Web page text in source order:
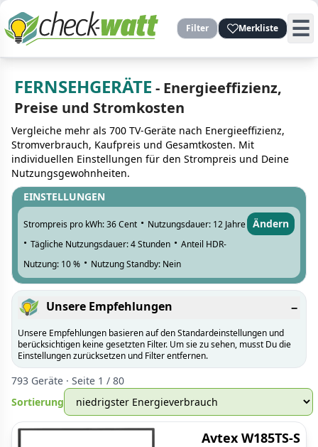
Filter Merkliste ☰
FERNSEHGERÄTE - Energieeffizienz,
Preise und Stromkosten
Vergleiche mehr als 700 TV-Geräte nach Energieeffizienz,
Stromverbrauch, Kaufpreis und Gesamtkosten. Mit
individuellen Einstellungen für den Strompreis und Deine
Nutzungsgewohnheiten.
EINSTELLUNGEN
Strompreis pro kWh: 36 Cent · Nutzungsdauer: 12 Jahre
· Tägliche Nutzungsdauer: 4 Stunden · Anteil HDR-
Nutzung: 10 % · Nutzung Standby: Nein
Ändern
Unsere Empfehlungen −
Unsere Empfehlungen basieren auf den Standardeinstellungen und
berücksichtigen keine gesetzten Filter. Um sie zu sehen, musst Du die
Einstellungen zurücksetzen und Filter entfernen.
793 Geräte · Seite 1 / 80
Sortierung
Avtex W185TS-S